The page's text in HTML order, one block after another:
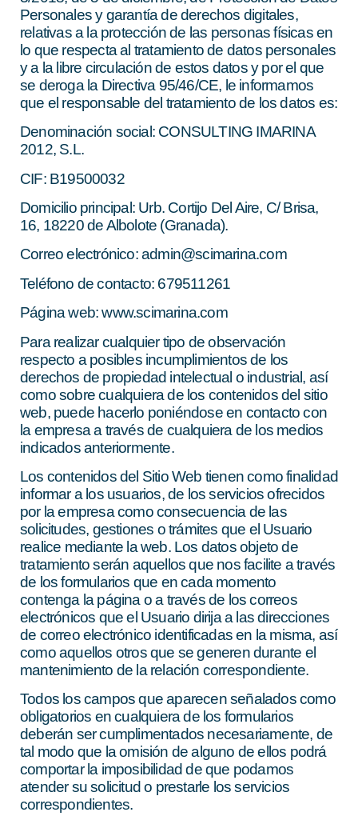
Personales y garantía de derechos digitales,
relativas a la protección de las personas físicas en
lo que respecta al tratamiento de datos personales
y a la libre circulación de estos datos y por el que
se deroga la Directiva 95/46/CE, le informamos
que el responsable del tratamiento de los datos es:
Denominación social: CONSULTING IMARINA
2012, S.L.
CIF: B19500032
Domicilio principal: Urb. Cortijo Del Aire, C/ Brisa,
16, 18220 de Albolote (Granada).
Correo electrónico: admin@scimarina.com
Teléfono de contacto: 679511261
Página web: www.scimarina.com
Para realizar cualquier tipo de observación
respecto a posibles incumplimientos de los
derechos de propiedad intelectual o industrial, así
como sobre cualquiera de los contenidos del sitio
web, puede hacerlo poniéndose en contacto con
la empresa a través de cualquiera de los medios
indicados anteriormente.
Los contenidos del Sitio Web tienen como finalidad
informar a los usuarios, de los servicios ofrecidos
por la empresa como consecuencia de las
solicitudes, gestiones o trámites que el Usuario
realice mediante la web. Los datos objeto de
tratamiento serán aquellos que nos facilite a través
de los formularios que en cada momento
contenga la página o a través de los correos
electrónicos que el Usuario dirija a las direcciones
de correo electrónico identificadas en la misma, así
como aquellos otros que se generen durante el
mantenimiento de la relación correspondiente.
Todos los campos que aparecen señalados como
obligatorios en cualquiera de los formularios
deberán ser cumplimentados necesariamente, de
tal modo que la omisión de alguno de ellos podrá
comportar la imposibilidad de que podamos
atender su solicitud o prestarle los servicios
correspondientes.